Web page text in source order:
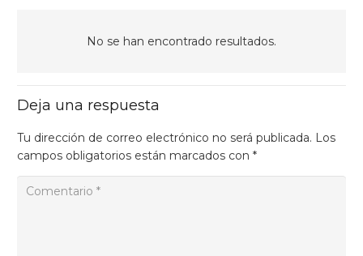
No se han encontrado resultados.
Deja una respuesta
Tu dirección de correo electrónico no será publicada. Los
campos obligatorios están marcados con *